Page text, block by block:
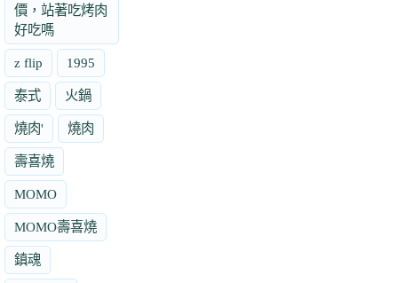
價，站著吃烤肉
好吃嗎
z flip 1995
泰式 火鍋
燒肉' 燒肉
壽喜燒
MOMO
MOMO壽喜燒
鎮魂